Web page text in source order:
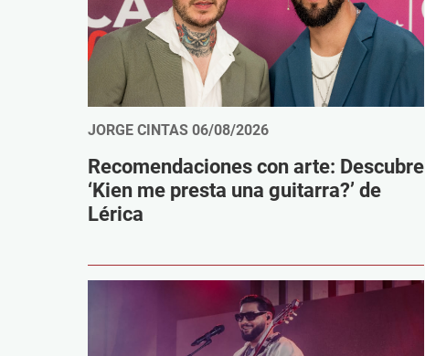
JORGE CINTAS 06/08/2026
Recomendaciones con arte: Descubre
‘Kien me presta una guitarra?’ de
Lérica